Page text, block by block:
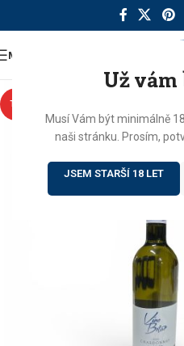
Už vám
Musí Vám být minimálně
naši stránku. Prosím,
JSEM STARŠÍ 18 LET
MENU
TIP